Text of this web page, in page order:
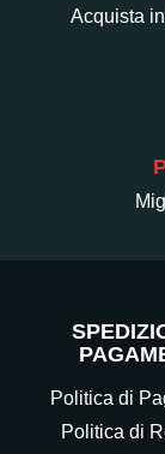
Acquista
Politica di
Politica di